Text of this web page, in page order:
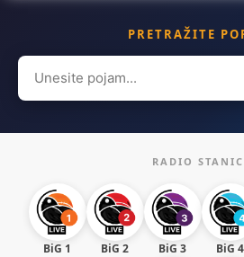
PRETRAŽITE
Search
for:
RADIO
BiG 1 BiG 2 BiG 3 BiG 4